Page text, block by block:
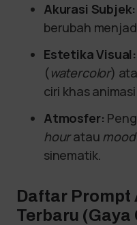
Akurasi Subjek:
berubah
Estetika Visual:
( watercolor)
ciri khas
Atmosfer:
houratau mood
sinematik.
Daftar Prompt
Terbaru (Gaya